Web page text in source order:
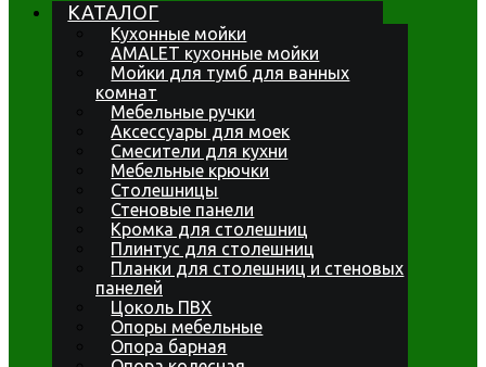
КАТАЛОГ
Кухонные мойки
AMALET кухонные мойки
Мойки для тумб для ванных
комнат
Мебельные ручки
Аксессуары для моек
Смесители для кухни
Мебельные крючки
Столешницы
Стеновые панели
Кромка для столешниц
Плинтус для столешниц
Планки для столешниц и стеновых
панелей
Цоколь ПВХ
Опоры мебельные
Опора барная